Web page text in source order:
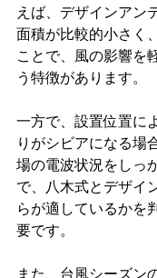
えば、デザインアン
面積が比較的小さく
ことで、風の影響を
う特徴があります。
一方で、設置位置に
りがシビアになる場
場の電波状況をしっ
で、八木式とデザイ
らが適しているかを
要です。
また、台風シーズン